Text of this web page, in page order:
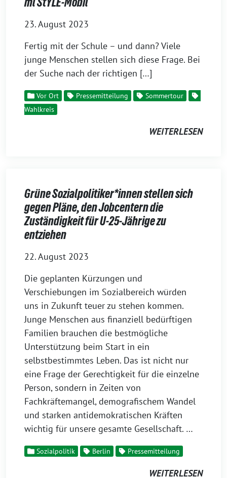
23. August 2023
Fertig mit der Schule – und dann? Viele
junge Menschen stellen sich diese Frage. Bei
der Suche nach der richtigen […]
Vor Ort Pressemitteilung
Sommertour
Wahlkreis
WEITERLESEN
Grüne Sozialpolitiker*innen stellen sich
gegen Pläne, den Jobcentern die
Zuständigkeit für U-25-Jährige zu
entziehen
22. August 2023
Die geplanten Kürzungen und
Verschiebungen im Sozialbereich würden
uns in Zukunft teuer zu stehen kommen.
Junge Menschen aus finanziell bedürftigen
Familien brauchen die bestmögliche
Unterstützung beim Start in ein
selbstbestimmtes Leben. Das ist nicht nur
eine Frage der Gerechtigkeit für die einzelne
Person, sondern in Zeiten von
Fachkräftemangel, demografischem Wandel
und starken antidemokratischen Kräften
wichtig für unsere gesamte Gesellschaft. …
Sozialpolitik Berlin Pressemitteilung
WEITERLESEN